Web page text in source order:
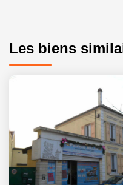
Les biens